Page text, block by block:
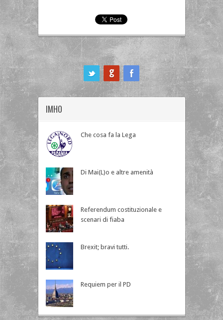
IMHO
Che cosa fa la Lega
Di Mai(L)o e altre amenità
Referendum costituzionale e
scenari di fiaba
Brexit; bravi tutti.
Requiem per il PD